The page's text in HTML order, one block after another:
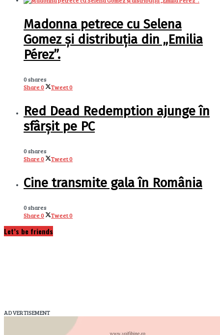
Madonna petrece cu Selena
Gomez și distribuția din „Emilia
Pérez”.
0 shares
Share0 Tweet0
Red Dead Redemption ajunge în
sfârșit pe PC
0 shares
Share0 Tweet0
Cine transmite gala în România
0 shares
Share0 Tweet0
Let’s be friends
ADVERTISEMENT